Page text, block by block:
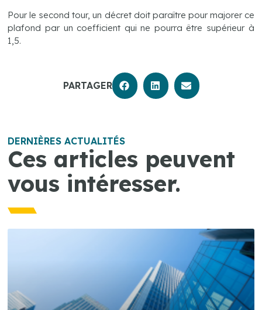
Pour le second tour, un décret doit paraître pour majorer ce
plafond par un coefficient qui ne pourra être supérieur à
1,5.
PARTAGER
DERNIÈRES ACTUALITÉS
Ces articles peuvent
vous intéresser.